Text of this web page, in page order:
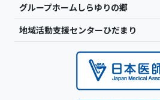
グループホームしらゆりの郷
地域活動支援センターひだまり